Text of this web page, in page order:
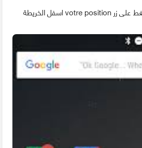
1- شغل التطبيق ثم اضغط على زر votre position اسفل الخريطة